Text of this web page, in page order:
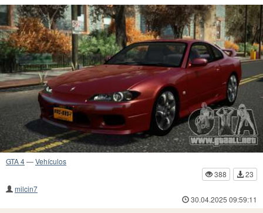
GTA 4—Vehículos
388
23
milcin7
30.04.2025 09:59:11